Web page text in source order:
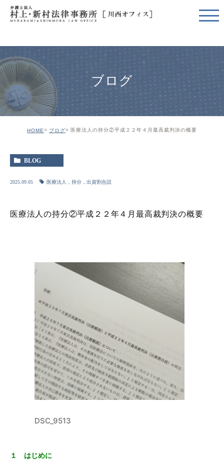
ブログ
HOME ブログ 医療法人の持分②平成２２年４月最高裁判決の概要
BLOG
2025.09.05 医療法人，持分，出資割合説
医療法人の持分②平成２２年４月最高裁判決の概要
DSC_9513
１ はじめに